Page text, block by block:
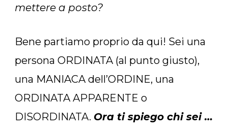
mettere a posto?
Bene partiamo proprio da qui! Sei una
persona ORDINATA (al punto giusto),
una MANIACA dell’ORDINE, una
ORDINATA APPARENTE o
DISORDINATA. Ora ti spiego chi sei …